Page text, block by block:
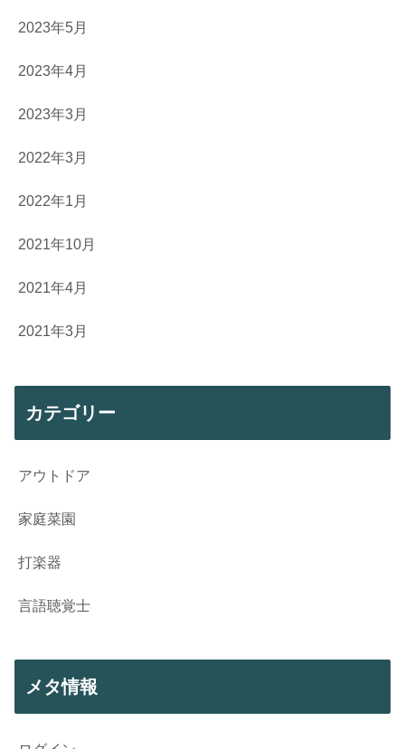
2023年5月
2023年4月
2023年3月
2022年3月
2022年1月
2021年10月
2021年4月
2021年3月
カテゴリー
アウトドア
家庭菜園
打楽器
言語聴覚士
メタ情報